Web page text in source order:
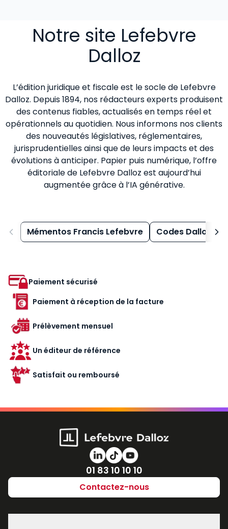
Notre site Lefebvre
Dalloz
L’édition juridique et fiscale est le socle de Lefebvre
Dalloz. Depuis 1894, nos rédacteurs experts produisent
des contenus fiables, actualisés en temps réel et
opérationnels au quotidien. Nous informons nos clients
des nouveautés législatives, réglementaires,
jurisprudentielles ainsi que de leurs impacts et des
évolutions à anticiper. Papier puis numérique, l’offre
éditoriale de Lefebvre Dalloz est aujourd’hui
augmentée grâce à l’IA générative.
Mémentos Francis Lefebvre Codes Dalloz
Paiement sécurisé
Paiement à réception de la facture
Prélèvement mensuel
Un éditeur de référence
Satisfait ou remboursé
Numéro de téléphone
01 83 10 10 10
Contactez-nous